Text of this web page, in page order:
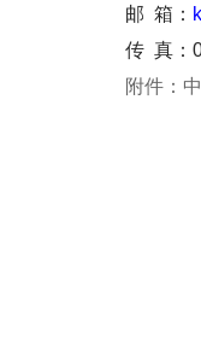
邮 箱：
传 真：
附件：中